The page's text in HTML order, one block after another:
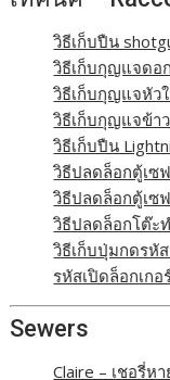
วิธีเก็บปืน
วิธีเก็บกุญแจดอ
วิธีเก็บกุญแจหัว
วิธีเก็บกุญแจข้า
วิธีเก็บปืน
วิธีปลดล็อกตู้เซ
วิธีปลดล็อกตู้เซ
วิธีปลดล็อกโต๊ะ
วิธีเก็บปุ่มกดรหั
รหัสเปิดล็อกเก
Sewers
Claire – เชอรี่ห